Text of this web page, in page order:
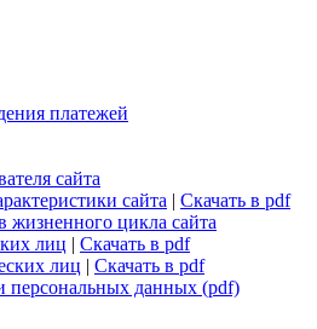
платежей
сайта
сайта | Скачать в pdf
жизненного цикла сайта
лиц | Скачать в pdf
лиц | Скачать в pdf
персональных данных (pdf)